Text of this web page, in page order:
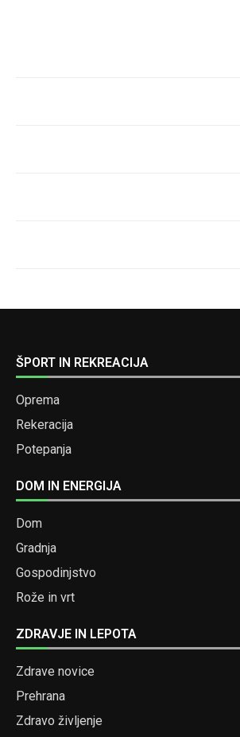
ŠPORT IN REKREACIJA
Oprema
Rekeracija
Potepanja
DOM IN ENERGIJA
Dom
Gradnja
Gospodinjstvo
Rože in vrt
ZDRAVJE IN LEPOTA
Zdrave novice
Prehrana
Zdravo življenje